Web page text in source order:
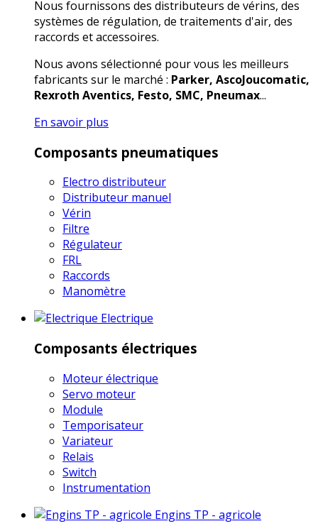
Nous fournissons des distributeurs de vérins, des
systèmes de régulation, de traitements d'air, des
raccords et accessoires.
Nous avons sélectionné pour vous les meilleurs
fabricants sur le marché : Parker, AscoJoucomatic,
Rexroth Aventics, Festo, SMC, Pneumax...
En savoir plus
Composants pneumatiques
Electro distributeur
Distributeur manuel
Vérin
Filtre
Régulateur
FRL
Raccords
Manomètre
Electrique
Composants électriques
Moteur électrique
Servo moteur
Module
Temporisateur
Variateur
Relais
Switch
Instrumentation
Engins TP - agricole